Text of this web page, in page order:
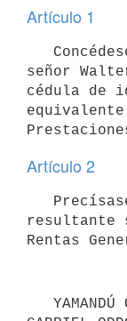
Artículo 1
señor
cédula de
Artículo 2
resultante
Rentas